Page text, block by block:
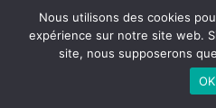
2026 - AJS Colleville
MENTIONS
Nous utilisons des cookies
expérience sur notre site web.
site, nous supposerons
OK